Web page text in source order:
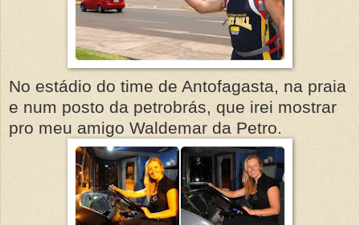
No estádio do time de Antofagasta, na praia
e num posto da petrobrás, que irei mostrar
pro meu amigo Waldemar da Petro.